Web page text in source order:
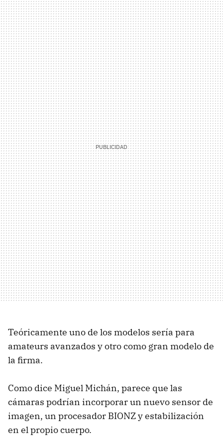
Teóricamente uno de los modelos sería para
amateurs avanzados y otro como gran modelo de
la firma.
Como dice Miguel Michán, parece que las
cámaras podrían incorporar un nuevo sensor de
imagen, un procesador BIONZ y estabilización
en el propio cuerpo.